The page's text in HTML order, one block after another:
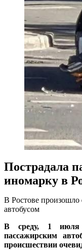
Пострадала
иномарку в
В Ростове
автобусом
В среду, 1 июля
пассажирским
происшествии